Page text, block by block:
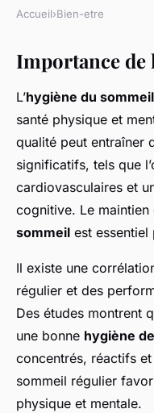
Les astuces
pour
hygiène de
Joseph •
Accueil›Bien-etre
Importance de
L’hygiène du sommeil
santé physique et
qualité peut entraîner
significatifs, tels que
cardiovasculaires et
cognitive. Le maintien
sommeil est
Il existe une
régulier et des
Des études montrent
une bonne hygiène
concentrés, réactifs
sommeil régulier
physique et mentale.